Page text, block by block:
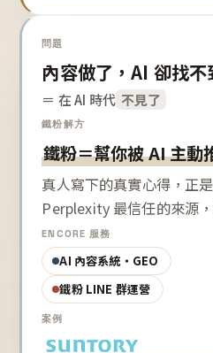
問題
內容做了，AI 卻找不
＝ 在 AI 時代 不見了
鐵粉解方
鐵粉＝幫你被 AI 主動
真人寫下的真實心得，正
Perplexity 最信任的來源
ENCORE 服務
AI 內容系統・GEO
鐵粉 LINE 群運營
案例